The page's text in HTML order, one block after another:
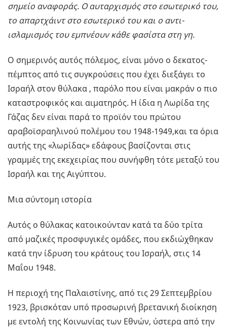
σημείο αναφοράς. Ο αυταρχισμός στο εσωτερικό του,
το απαρτχάιντ στο εσωτερικό του και ο αντι-
ισλαμισμός του εμπνέουν κάθε φασίστα στη γη.
Ο σημερινός αυτός πόλεμος, είναι μόνο ο δεκατος-
πέμπτος από τις συγκρούσεις που έχει διεξάγει το
Ισραήλ στον θύλακα , παρόλο που είναι μακράν ο πιο
καταστροφικός και αιματηρός. Η ίδια η Λωρίδα της
Γάζας δεν είναι παρά το προϊόν του πρώτου
αραβοϊσραηλινού πολέμου του 1948-1949,και τα όρια
αυτής της «λωρίδας» εδάφους βασίζονται στις
γραμμές της εκεχειρίας που συνήφθη τότε μεταξύ του
Ισραήλ και της Αιγύπτου.
Μια σύντομη ιστορία
Αυτός ο θύλακας κατοικούνταν κατά τα δύο τρίτα
από μαζικές προσφυγικές ομάδες, που εκδιώχθηκαν
κατά την ίδρυση του κράτους του Ισραήλ, στις 14
Μαΐου 1948.
Η περιοχή της Παλαιστίνης, από τις 29 Σεπτεμβρίου
1923, βρισκόταν υπό προσωρινή βρετανική διοίκηση
με εντολή της Κοινωνίας των Εθνών, ύστερα από την